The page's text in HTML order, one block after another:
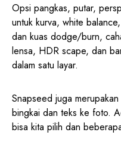
Opsi pangkas, putar,
untuk kurva, white
dan kuas dodge/burn,
lensa, HDR scape, dan
dalam satu layar.
Snapseed juga
bingkai dan teks ke foto.
bisa kita pilih dan